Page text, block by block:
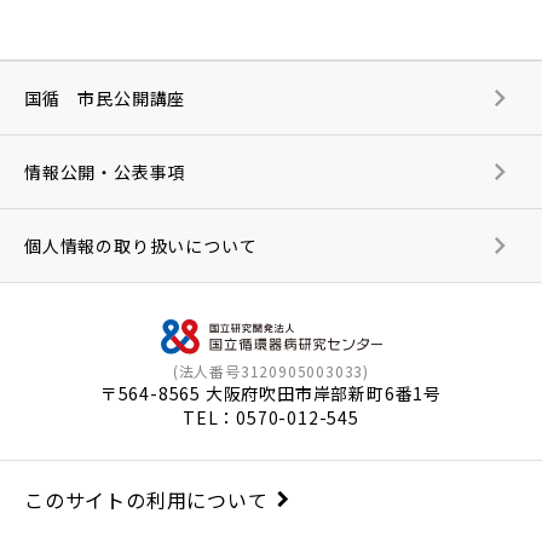
(法人番号3120905003033)
〒564-8565 大阪府吹田市岸部新町6番1号
TEL：0570-012-545
国循 市民公開講座
情報公開・公表事項
個人情報の取り扱いについて
このサイトの利用について